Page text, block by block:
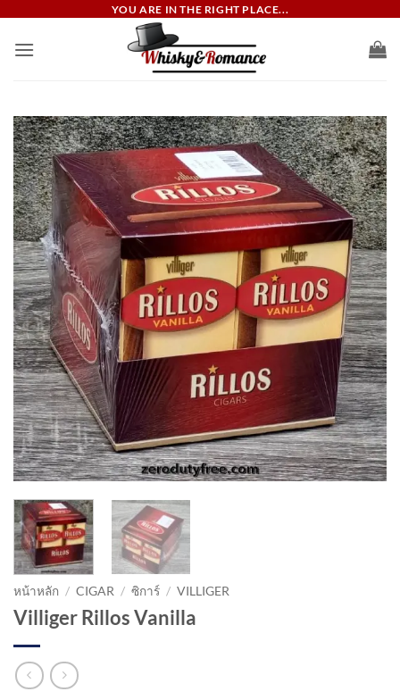
YOU ARE IN THE RIGHT PLACE...
หน้าหลัก / CIGAR / ซิการ์ / VILLIGER
Villiger Rillos Vanilla